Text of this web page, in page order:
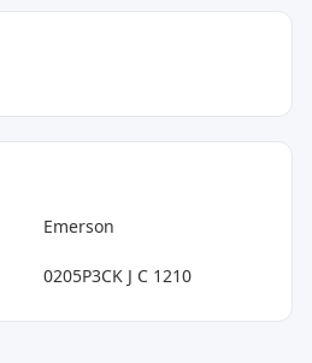
Emerson
0205P3CK J C 1210